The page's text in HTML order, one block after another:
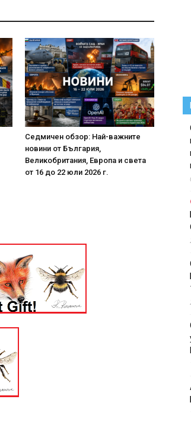
Седмичен обзор: Най-важните
новини от България,
Великобритания, Европа и света
от 16 до 22 юли 2026 г.